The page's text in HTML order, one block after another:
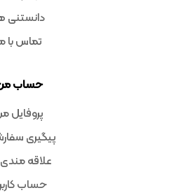
دانستنی
تماس با
حساب
پروفایل
پیگیری
علاقه
حساب